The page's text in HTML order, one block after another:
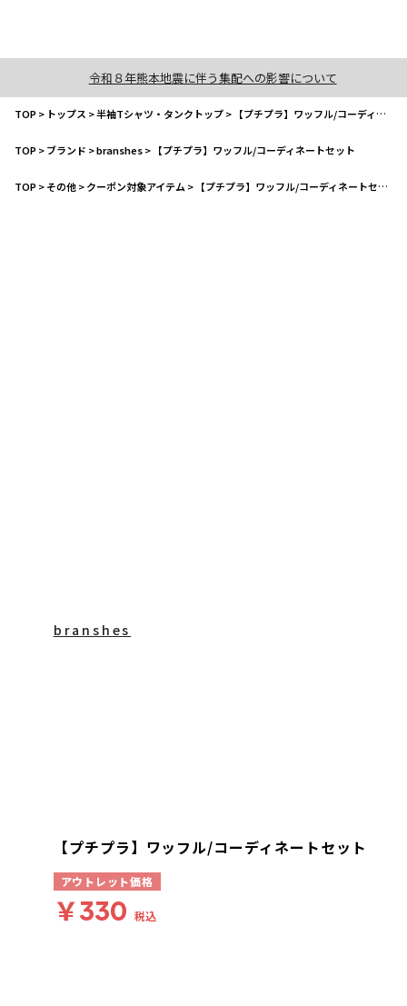
令和８年熊本地震に伴う集配への影響について
TOP> トップス >半袖Tシャツ・タンクトップ> 【プチプラ】ワッフル/コーディネートセット
TOP>ブランド >branshes> 【プチプラ】ワッフル/コーディネートセット
TOP>その他>クーポン対象アイテム > 【プチプラ】ワッフル/コーディネートセット
branshes
【プチプラ】ワッフル/コーディネートセット
アウトレット価格
￥330 税込